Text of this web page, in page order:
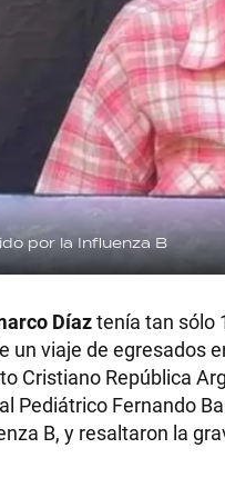
por la Influenza B
Díaztenía tan sólo
un viaje de egresados
Cristiano República
Pediátrico Fernando
B, y resaltaron la